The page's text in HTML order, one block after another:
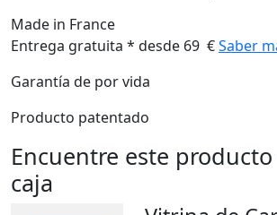
Made in France
Entrega gratuita * desde 69 €Saber
Garantía de por vida
Producto patentado
Encuentre este
caja